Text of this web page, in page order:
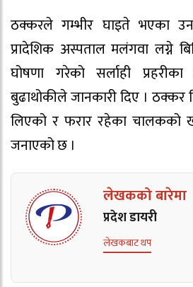
ठक्करले गम्भीर घाइते भएका
प्रादेशिक अस्पताल मलंगवा लग्ने
घोषणा गरेको सर्लाही
बुढाथोकीले जानकारी दिए । ठक्कर
लिएको र फरार रहेका चालकको
जनाएको छ ।
लेखकको बारेमा
प्रदेश डायरी
लेखकबाट थप